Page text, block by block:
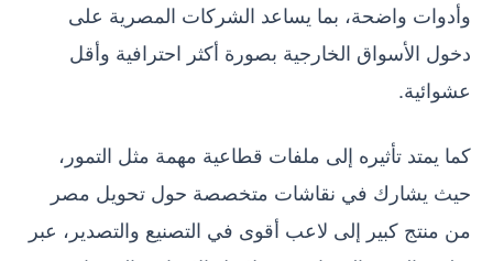
وأدوات واضحة، بما يساعد الشركات المصرية على
دخول الأسواق الخارجية بصورة أكثر احترافية وأقل
عشوائية.
كما يمتد تأثيره إلى ملفات قطاعية مهمة مثل التمور،
حيث يشارك في نقاشات متخصصة حول تحويل مصر
من منتج كبير إلى لاعب أقوى في التصنيع والتصدير، عبر